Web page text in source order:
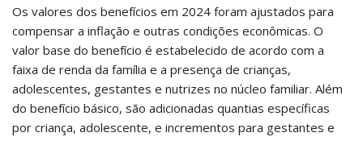
Os valores dos benefícios em 2024 foram ajustados para
compensar a inflação e outras condições econômicas. O
valor base do benefício é estabelecido de acordo com a
faixa de renda da família e a presença de crianças,
adolescentes, gestantes e nutrizes no núcleo familiar. Além
do benefício básico, são adicionadas quantias específicas
por criança, adolescente, e incrementos para gestantes e